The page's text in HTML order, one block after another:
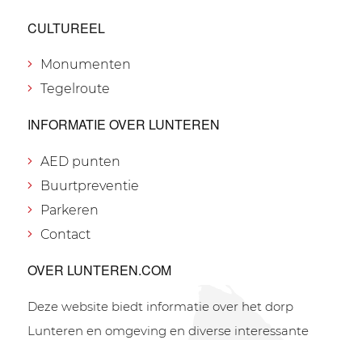
CULTUREEL
Monumenten
Tegelroute
INFORMATIE OVER LUNTEREN
AED punten
Buurtpreventie
Parkeren
Contact
OVER LUNTEREN.COM
Deze website biedt informatie over het dorp
Lunteren en omgeving en diverse interessante